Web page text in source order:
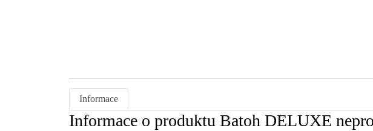
Informace
Informace o produktu Batoh DELUXE